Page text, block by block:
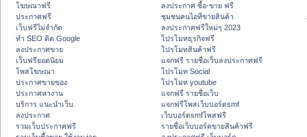
โฆษณาฟรี
ประกาศฟรี
เว็บฟรีไม่จำกัด
ทำ SEO ติด Google
ลงประกาศขาย
เว็บฟรียอดนิยม
โพสโฆษณา
ประกาศขายของ
ประกาศหางาน
บริการ แนะนำเว็บ
ลงประกาศ
รวมเว็บประกาศฟรี
ลงประกาศ ซื้อ-ขาย ฟรี
ชุมชนคนไอทีขายสินค้า
ลงประกาศฟรีใหม่ๆ 2023
โปรโมทธุรกิจฟรี
โปรโมทสินค้าฟรี
แจกฟรี รายชื่อเว็บลงประกาศฟรี
โปรโมท Social
โปรโมท youtube
แจกฟรี รายชื่อเว็บ
แจกฟรีโพสเว็บบอร์ดsmf
เว็บบอร์ดsmfโพสฟรี
รายชื่อเว็บบอร์ดขายสินค้าฟรี